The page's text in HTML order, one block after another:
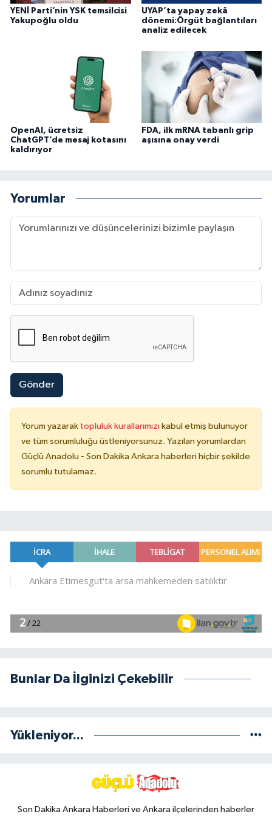
YENİ Parti’nin YSK temsilcisi
Yakupoğlu oldu
UYAP’ta yapay zekâ
dönemi:Örgüt bağlantıları
analiz edilecek
OpenAI, ücretsiz
ChatGPT’de mesaj kotasını
kaldırıyor
FDA, ilk mRNA tabanlı grip
aşısına onay verdi
Yorumlar
Gönder
Yorum yazarak topluluk kurallarımızı kabul etmiş bulunuyor
ve tüm sorumluluğu üstleniyorsunuz. Yazılan yorumlardan
Güçlü Anadolu - Son Dakika Ankara haberleri hiçbir şekilde
sorumlu tutulamaz.
Bunlar Da İlginizi Çekebilir
Yükleniyor...
Son Dakika Ankara Haberleri ve Ankara ilçelerinden haberler